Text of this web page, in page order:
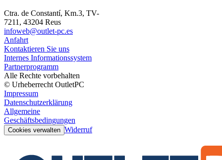
Ctra. de Constantí, Km.3, TV-
7211, 43204 Reus
infoweb@outlet-pc.es
Anfahrt
Kontaktieren Sie uns
Internes Informationssystem
Partnerprogramm
Alle Rechte vorbehalten
© Urheberrecht OutletPC
Impressum
Datenschutzerklärung
Allgemeine
Geschäftsbedingungen
Cookies verwalten Widerruf